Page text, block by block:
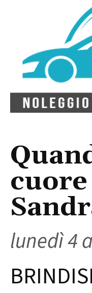
lunedì 4